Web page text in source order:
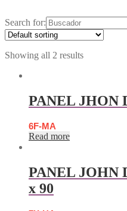
Search for:
Showing all 2 results
PANEL JHON
6F-MA
Read more
PANEL JOHN
x 90